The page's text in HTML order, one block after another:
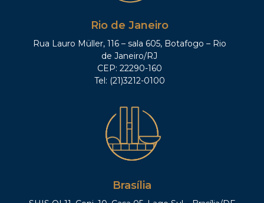
Rio de Janeiro
Rua Lauro Müller, 116 – sala 605, Botafogo – Rio
de Janeiro/RJ
CEP: 22290-160
Tel: (21)3212-0100
Brasília